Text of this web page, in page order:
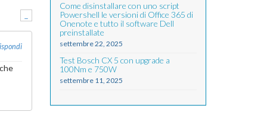
-
Come disinstallare con uno script
Powershell le versioni di Office 365 di
Onenote e tutto il software Dell
preinstallate
settembre 22, 2025
Test Bosch CX 5 con upgrade a
100Nm e 750W
settembre 11, 2025